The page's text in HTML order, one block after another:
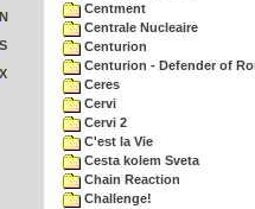
N
S
X
Centment
Centrale Nucleaire
Centurion
Centurion - Defender of
Ceres
Cervi
Cervi 2
C'est la Vie
Cesta kolem Sveta
Chain Reaction
Challenge!